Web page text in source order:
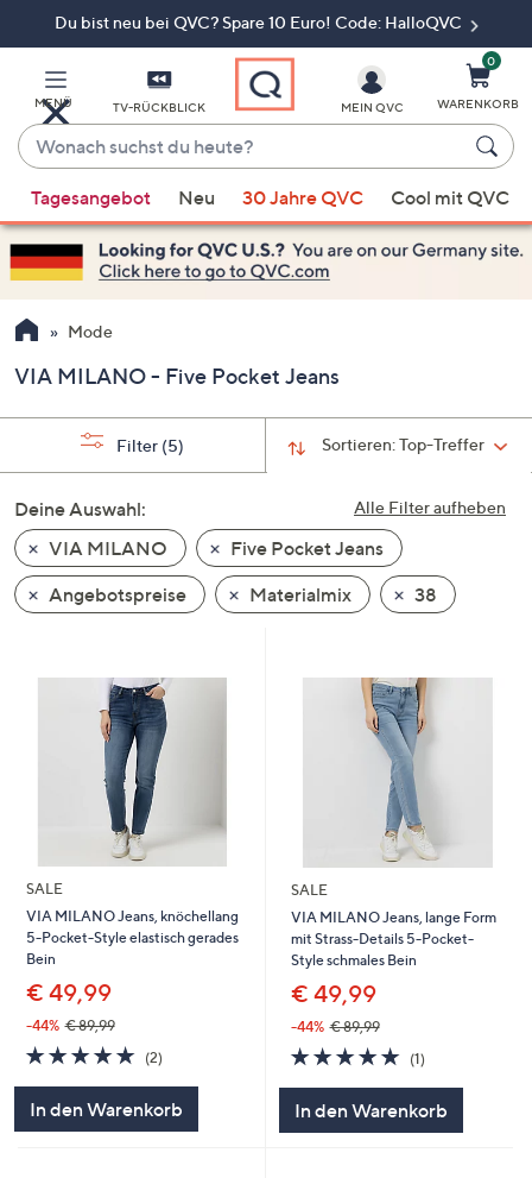
Du bist neu bei QVC? Spare 10 Euro! Code: HalloQVC
MENÜ TV-RÜCKBLICK
Wonach
suchst
du
heute?
Vorschläge
verfügbar
sind,
verwenden
Sie
Pfeiltasten
nach
und
nach
unten
oder
wischen
Sie
diese
anzuzeigen.
MEIN QVC
0
WARENKORB
Tagesangebot Neu 30 Jahre QVC Cool mit QVC
Mode
VIA MILANO - Five Pocket Jeans
Sortieren:Top-Treffer
Filter (5)
Alle Filter aufheben
Deine Auswahl:
VIA MILANO
Five Pocket Jeans
Angebotspreise
Materialmix 38
SALE
VIA MILANO Jeans, knöchellang
5-Pocket-Style elastisch gerades
Bein
€ 49,99
-44% € 89,99
5.0
von
(2)2
In den Warenkorb
SALE
VIA MILANO Jeans, lange Form
mit Strass-Details 5-Pocket-
Style schmales Bein
€ 49,99
-44% € 89,99
5.0
von
(1)1
In den Warenkorb